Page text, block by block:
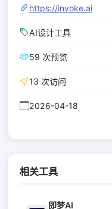
https://invoke.ai
AI设计工具
59 次预览
13 次访问
2026-04-18
相关工具
即梦AI